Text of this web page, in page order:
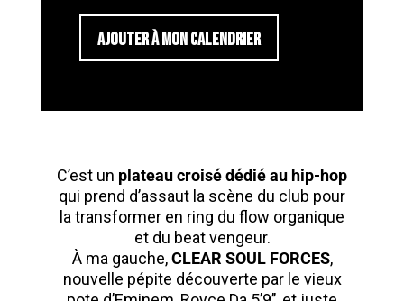
AJOUTER À MON CALENDRIER
C’est un plateau croisé dédié au hip-hop
qui prend d’assaut la scène du club pour
la transformer en ring du flow organique
et du beat vengeur.
À ma gauche,CLEAR SOUL FORCES,
nouvelle pépite découverte par le vieux